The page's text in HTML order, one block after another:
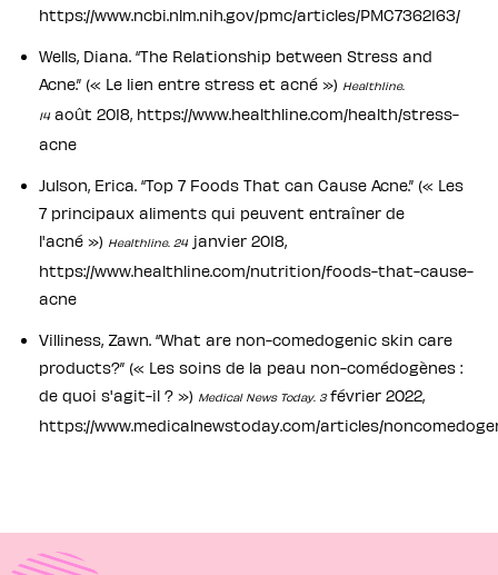
https://www.ncbi.nlm.nih.gov/pmc/articles/PMC7362163/
Wells, Diana. “The Relationship between Stress and
Acne.” (« Le lien entre stress et acné ») Healthline.
14août 2018, https://www.healthline.com/health/stress-
acne
Julson, Erica. “Top 7 Foods That can Cause Acne.” (« Les
7 principaux aliments qui peuvent entraîner de
l'acné ») Healthline. 24janvier 2018,
https://www.healthline.com/nutrition/foods-that-cause-
acne
Villiness, Zawn. “What are non-comedogenic skin care
products?” (« Les soins de la peau non-comédogènes :
de quoi s'agit-il ? ») Medical News Today. 3février 2022,
https://www.medicalnewstoday.com/articles/